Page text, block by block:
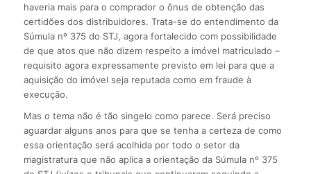
haveria mais para o comprador o ônus de obtenção das
certidões dos distribuidores. Trata-se do entendimento da
Súmula nº 375 do STJ, agora fortalecido com possibilidade
de que atos que não dizem respeito a imóvel matriculado –
requisito agora expressamente previsto em lei para que a
aquisição do imóvel seja reputada como em fraude à
execução.
Mas o tema não é tão singelo como parece. Será preciso
aguardar alguns anos para que se tenha a certeza de como
essa orientação será acolhida por todo o setor da
magistratura que não aplica a orientação da Súmula nº 375